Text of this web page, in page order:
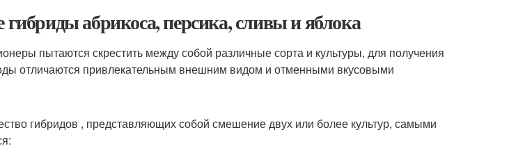
абрикоса, персика, сливы и яблока
пытаются скрестить между собой различные сорта и культуры, для получения
отличаются привлекательным внешним видом и отменными вкусовыми
гибридов , представляющих собой смешение двух или более культур, самыми